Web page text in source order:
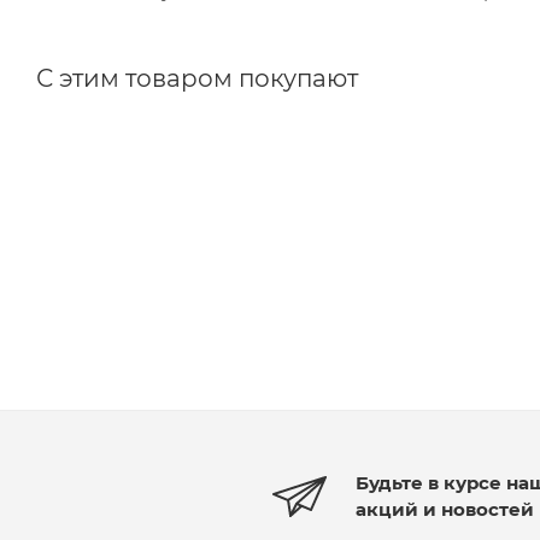
С этим товаром покупают
Будьте в курсе
акций и новостей